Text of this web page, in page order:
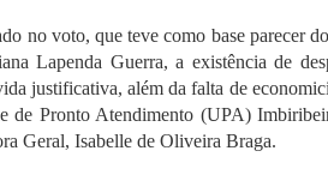
no voto, que teve como base parecer
Lapenda Guerra, a existência de
justificativa, além da falta de
de Pronto Atendimento (UPA)
Geral, Isabelle de Oliveira Braga.